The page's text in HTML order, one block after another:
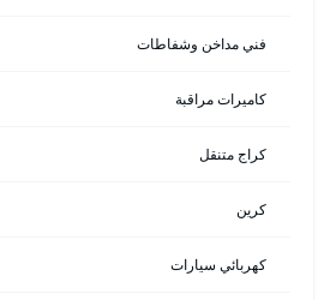
فني مداخن وشفاطات
كاميرات مراقبة
كراج متنقل
كرين
كهربائي سيارات